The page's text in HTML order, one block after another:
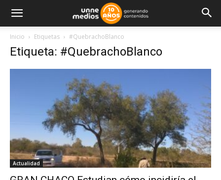
Inicio Etiquetas #QuebrachoBlanco
Etiqueta: #QuebrachoBlanco
Actualidad